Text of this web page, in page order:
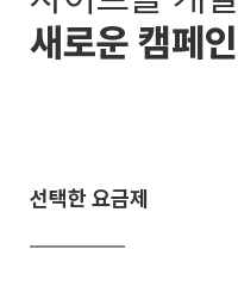
새로운 캠페
선택한 요금제